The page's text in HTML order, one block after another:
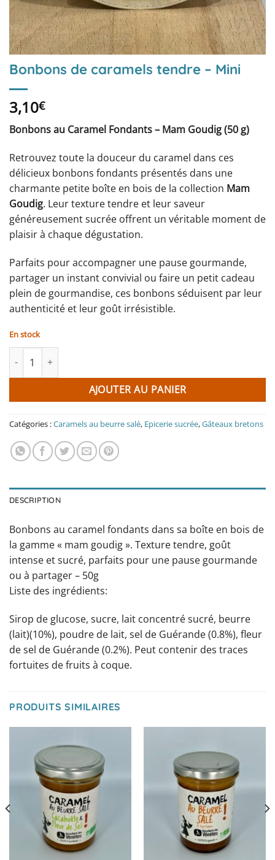
Bonbons de caramels tendre – Mini
3,10€
Bonbons au Caramel Fondants – Mam Goudig (50 g)
Retrouvez toute la douceur du caramel dans ces
délicieux bonbons fondants présentés dans une
charmante petite boîte en bois de la collection Mam
Goudig. Leur texture tendre et leur saveur
généreusement sucrée offrent un véritable moment de
plaisir à chaque dégustation.
Parfaits pour accompagner une pause gourmande,
partager un instant convivial ou faire un petit cadeau
plein de gourmandise, ces bonbons séduisent par leur
authenticité et leur goût irrésistible.
En stock
AJOUTER AU PANIER
Catégories :Caramels au beurre salé, Epicerie sucrée,Gâteaux bretons
DESCRIPTION
Bonbons au caramel fondants dans sa boîte en bois de
la gamme « mam goudig ». Texture tendre, goût
intense et sucré, parfaits pour une pause gourmande
ou à partager – 50g
Liste des ingrédients:
Sirop de glucose, sucre, lait concentré sucré, beurre
(lait)(10%), poudre de lait, sel de Guérande (0.8%), fleur
de sel de Guérande (0.2%). Peut contenir des traces
fortuites de fruits à coque.
PRODUITS SIMILAIRES